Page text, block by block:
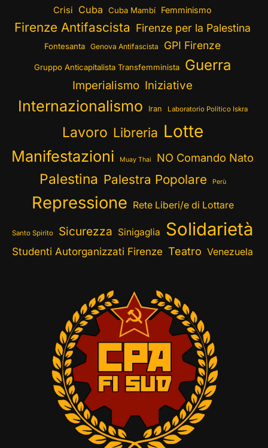
Crisi Cuba Cuba Mambí Femminismo
Firenze Antifascista Firenze per la Palestina
Fontesanta Genova Antifascista GPI Firenze
Gruppo Anticapitalista Transfemminista Guerra
Imperialismo Iniziative
Internazionalismo Iran Laboratorio Politico Iskra
Lavoro Libreria Lotte
Manifestazioni Muay Thai NO Comando Nato
Palestina Palestra Popolare Perù
Repressione Rete Liberi/e di Lottare
Santo Spirito Sicurezza Sinigaglia Solidarietà
Studenti Autorganizzati Firenze Teatro Venezuela